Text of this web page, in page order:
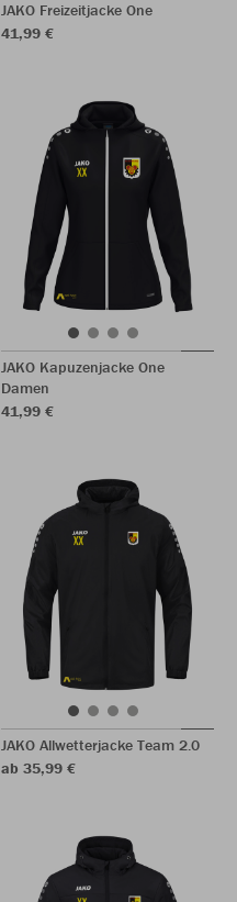
JAKO Freizeitjacke One
41,99 €
JAKO Kapuzenjacke One
Damen
41,99 €
JAKO Allwetterjacke Team 2.0
ab 35,99 €